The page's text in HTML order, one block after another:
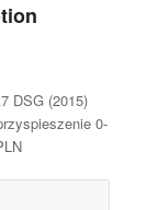
DSG (2015)
0-